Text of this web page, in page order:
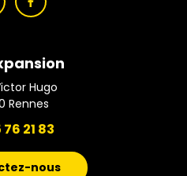
Hugo
Rennes
21 83
nous